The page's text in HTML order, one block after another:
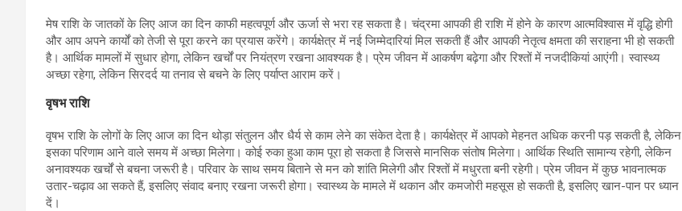
मेष राशि के जातकों के लिए आज का दिन काफी महत्वपूर्ण और ऊर्जा से भरा रह सकता है। चंद्रमा आपकी ही राशि में होने के कारण आत्मविश्वास में वृद्धि होगी
और आप अपने कार्यों को तेजी से पूरा करने का प्रयास करेंगे। कार्यक्षेत्र में नई जिम्मेदारियां मिल सकती हैं और आपकी नेतृत्व क्षमता की सराहना भी हो सकती
है। आर्थिक मामलों में सुधार होगा, लेकिन खर्चों पर नियंत्रण रखना आवश्यक है। प्रेम जीवन में आकर्षण बढ़ेगा और रिश्तों में नजदीकियां आएंगी। स्वास्थ्य
अच्छा रहेगा, लेकिन सिरदर्द या तनाव से बचने के लिए पर्याप्त आराम करें।
वृषभ राशि
वृषभ राशि के लोगों के लिए आज का दिन थोड़ा संतुलन और धैर्य से काम लेने का संकेत देता है। कार्यक्षेत्र में आपको मेहनत अधिक करनी पड़ सकती है, लेकिन
इसका परिणाम आने वाले समय में अच्छा मिलेगा। कोई रुका हुआ काम पूरा हो सकता है जिससे मानसिक संतोष मिलेगा। आर्थिक स्थिति सामान्य रहेगी, लेकिन
अनावश्यक खर्चों से बचना जरूरी है। परिवार के साथ समय बिताने से मन को शांति मिलेगी और रिश्तों में मधुरता बनी रहेगी। प्रेम जीवन में कुछ भावनात्मक
उतार-चढ़ाव आ सकते हैं, इसलिए संवाद बनाए रखना जरूरी होगा। स्वास्थ्य के मामले में थकान और कमजोरी महसूस हो सकती है, इसलिए खान-पान पर ध्यान
दें।